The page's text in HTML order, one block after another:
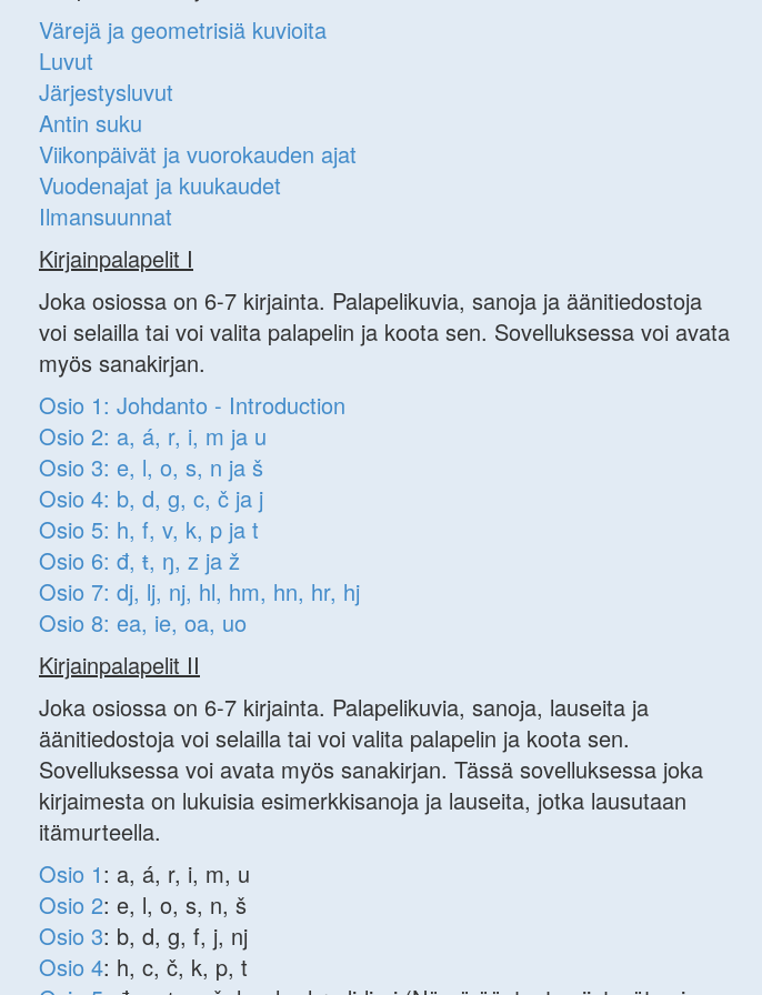
Värejä ja geometrisiä kuvioita
Luvut
Järjestysluvut
Antin suku
Viikonpäivät ja vuorokauden ajat
Vuodenajat ja kuukaudet
Ilmansuunnat
Kirjainpalapelit I
Joka osiossa on 6-7 kirjainta. Palapelikuvia, sanoja ja äänitiedostoja
voi selailla tai voi valita palapelin ja koota sen. Sovelluksessa voi avata
myös sanakirjan.
Osio 1: Johdanto - Introduction
Osio 2: a, á, r, i, m ja u
Osio 3: e, l, o, s, n ja š
Osio 4: b, d, g, c, č ja j
Osio 5: h, f, v, k, p ja t
Osio 6: đ, ŧ, ŋ, z ja ž
Osio 7: dj, lj, nj, hl, hm, hn, hr, hj
Osio 8: ea, ie, oa, uo
Kirjainpalapelit II
Joka osiossa on 6-7 kirjainta. Palapelikuvia, sanoja, lauseita ja
äänitiedostoja voi selailla tai voi valita palapelin ja koota sen.
Sovelluksessa voi avata myös sanakirjan. Tässä sovelluksessa joka
kirjaimesta on lukuisia esimerkkisanoja ja lauseita, jotka lausutaan
itämurteella.
Osio 1: a, á, r, i, m, u
Osio 2: e, l, o, s, n, š
Osio 3: b, d, g, f, j, nj
Osio 4: h, c, č, k, p, t